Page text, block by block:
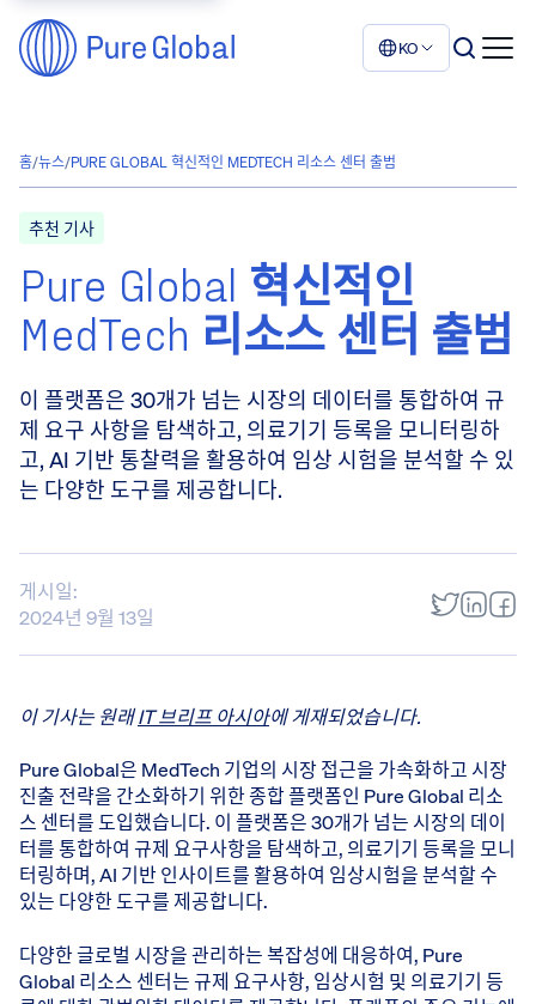
KO
홈/뉴스/PURE GLOBAL 혁신적인 MEDTECH 리소스 센터 출범
추천 기사
Pure Global 혁신적인
MedTech 리소스 센터 출범
이 플랫폼은 30개가 넘는 시장의 데이터를 통합하여 규
제 요구 사항을 탐색하고, 의료기기 등록을 모니터링하
고, AI 기반 통찰력을 활용하여 임상 시험을 분석할 수 있
는 다양한 도구를 제공합니다.
게시일:
2024년 9월 13일
이 기사는 원래IT 브리프 아시아에 게재되었습니다.
Pure Global은 MedTech 기업의 시장 접근을 가속화하고 시장
진출 전략을 간소화하기 위한 종합 플랫폼인 Pure Global 리소
스 센터를 도입했습니다. 이 플랫폼은 30개가 넘는 시장의 데이
터를 통합하여 규제 요구사항을 탐색하고, 의료기기 등록을 모니
터링하며, AI 기반 인사이트를 활용하여 임상시험을 분석할 수
있는 다양한 도구를 제공합니다.
다양한 글로벌 시장을 관리하는 복잡성에 대응하여, Pure
Global 리소스 센터는 규제 요구사항, 임상시험 및 의료기기 등